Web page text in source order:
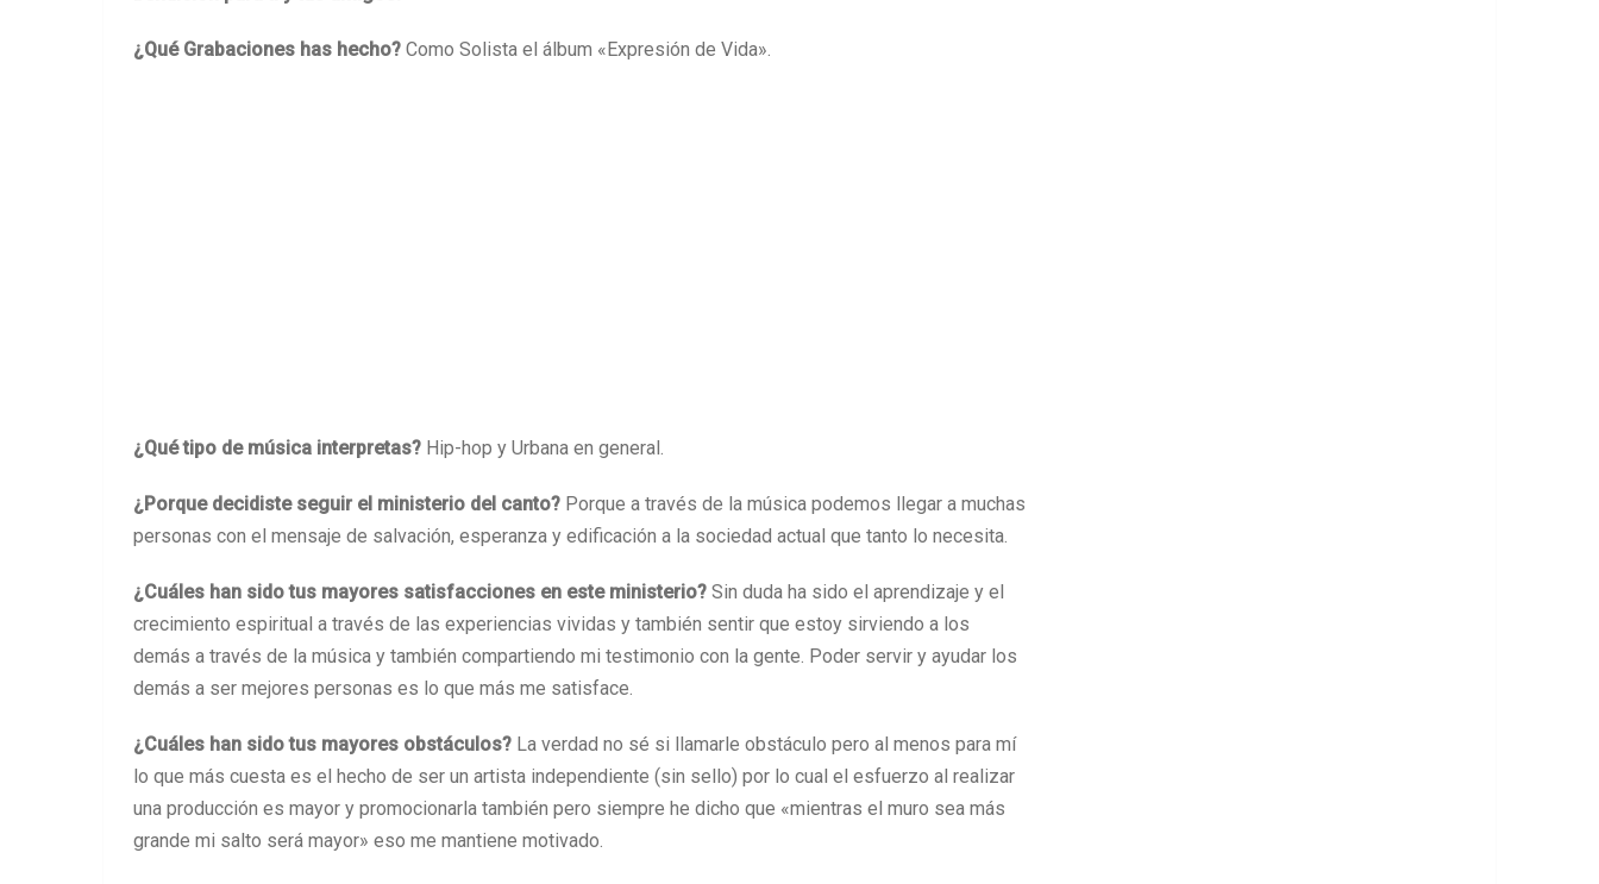
¿Qué Grabaciones has hecho? Como Solista el álbum «Expresión de Vida».
¿Qué tipo de música interpretas? Hip-hop y Urbana en general.
¿Porque decidiste seguir el ministerio del canto? Porque a través de la música podemos llegar a muchas
personas con el mensaje de salvación, esperanza y edificación a la sociedad actual que tanto lo necesita.
¿Cuáles han sido tus mayores satisfacciones en este ministerio? Sin duda ha sido el aprendizaje y el
crecimiento espiritual a través de las experiencias vividas y también sentir que estoy sirviendo a los
demás a través de la música y también compartiendo mi testimonio con la gente. Poder servir y ayudar los
demás a ser mejores personas es lo que más me satisface.
¿Cuáles han sido tus mayores obstáculos? La verdad no sé si llamarle obstáculo pero al menos para mí
lo que más cuesta es el hecho de ser un artista independiente (sin sello) por lo cual el esfuerzo al realizar
una producción es mayor y promocionarla también pero siempre he dicho que «mientras el muro sea más
grande mi salto será mayor» eso me mantiene motivado.